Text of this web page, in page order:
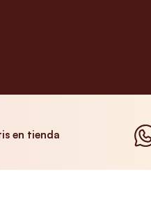
en tienda